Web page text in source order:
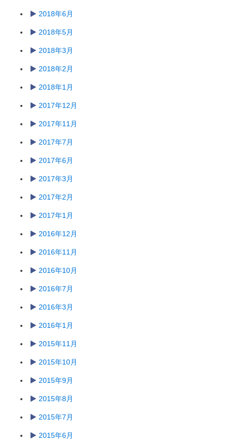
2018年6月
2018年5月
2018年3月
2018年2月
2018年1月
2017年12月
2017年11月
2017年7月
2017年6月
2017年3月
2017年2月
2017年1月
2016年12月
2016年11月
2016年10月
2016年7月
2016年3月
2016年1月
2015年11月
2015年10月
2015年9月
2015年8月
2015年7月
2015年6月